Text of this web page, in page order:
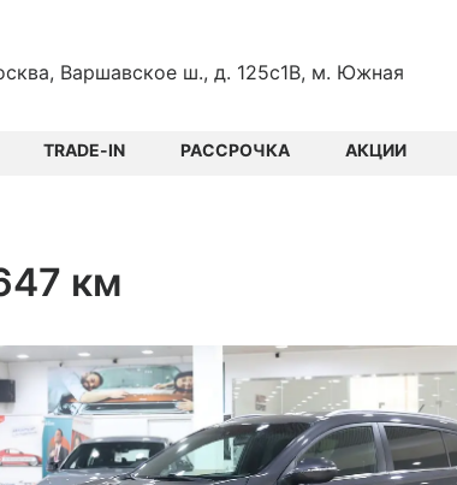
Варшавское ш., д. 125с1В, м. Южная
TRADE-IN РАССРОЧКА АКЦИИ
км